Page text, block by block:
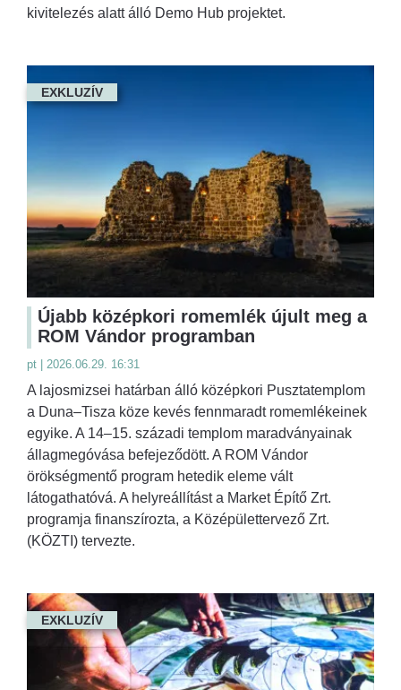
kivitelezés alatt álló Demo Hub projektet.
EXKLUZÍV
Újabb középkori romemlék újult meg a
ROM Vándor programban
pt | 2026.06.29. 16:31
A lajosmizsei határban álló középkori Pusztatemplom
a Duna–Tisza köze kevés fennmaradt romemlékeinek
egyike. A 14–15. századi templom maradványainak
állagmegóvása befejeződött. A ROM Vándor
örökségmentő program hetedik eleme vált
látogathatóvá. A helyreállítást a Market Építő Zrt.
programja finanszírozta, a Középülettervező Zrt.
(KÖZTI) tervezte.
EXKLUZÍV